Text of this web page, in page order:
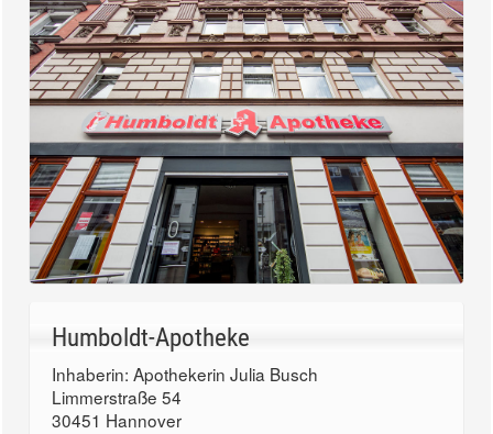
Humboldt-Apotheke
Inhaberin: Apothekerin Julia Busch
Limmerstraße 54
30451 Hannover